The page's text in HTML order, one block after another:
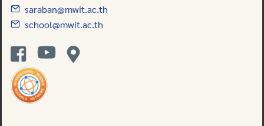
saraban@mwit.ac.th
school@mwit.ac.th